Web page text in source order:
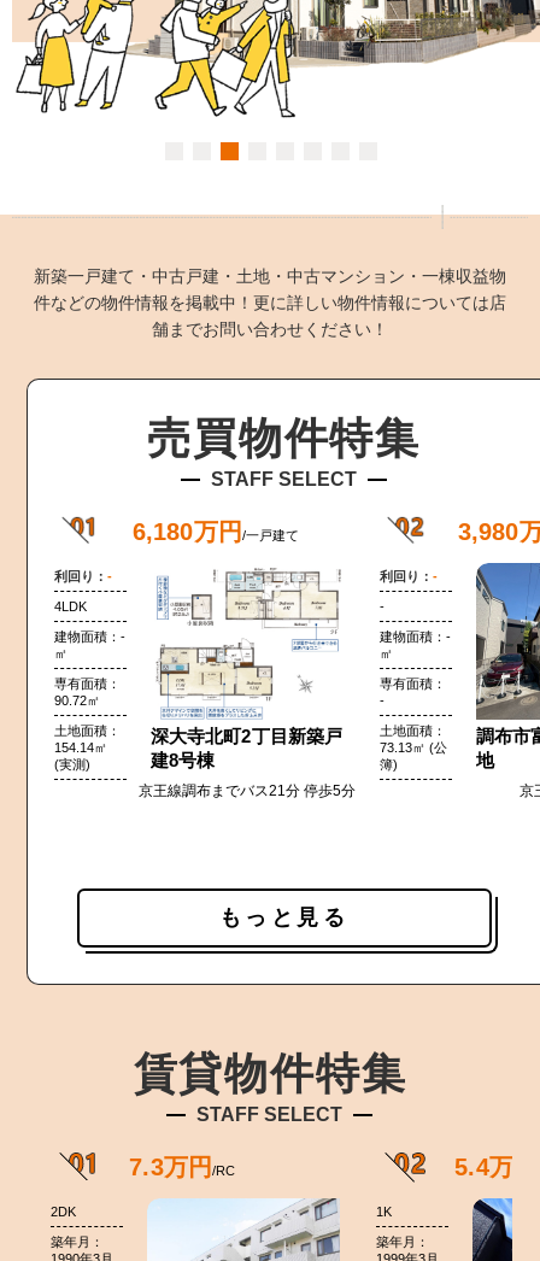
新築一戸建て・中古戸建・土地・中古マンション・一棟収益物
件などの物件情報を掲載中！更に詳しい物件情報については店
舗までお問い合わせください！
売買物件特集
STAFF SELECT
6,180万円/一戸建て
-
4LDK
-
90.72㎡
154.14㎡
(実測)
深大寺北町2丁目新築戸
建8号棟
京王線調布までバス21分 停歩5分
3,980
-
-
-
-
73.13㎡ (公
簿)
調布市
地
京
もっと見る
賃貸物件特集
STAFF SELECT